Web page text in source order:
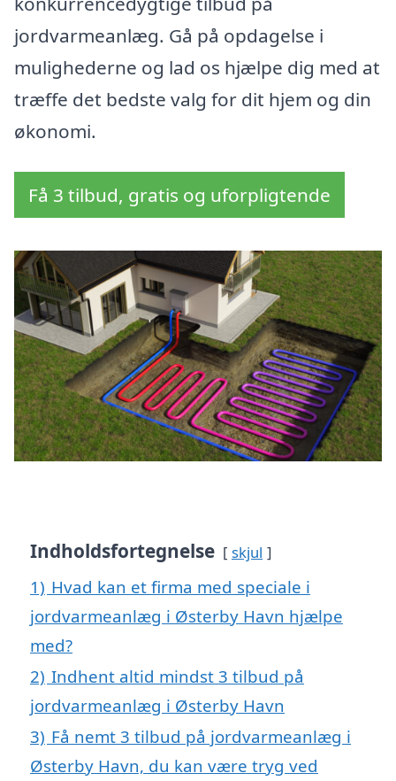
jordvarmeanlæg. Gå på opdagelse i
mulighederne og lad os hjælpe dig med at
træffe det bedste valg for dit hjem og din
økonomi.
Få 3 tilbud, gratis og uforpligtende
Indholdsfortegnelse skjul
1) Hvad kan et firma med speciale i
jordvarmeanlæg i Østerby Havn hjælpe
med?
2) Indhent altid mindst 3 tilbud på
jordvarmeanlæg i Østerby Havn
3) Få nemt 3 tilbud på jordvarmeanlæg i
Østerby Havn, du kan være tryg ved